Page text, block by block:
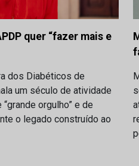
quer “fazer mais e
dos Diabéticos de
um século de atividade
orgulho” e de
o legado construído ao